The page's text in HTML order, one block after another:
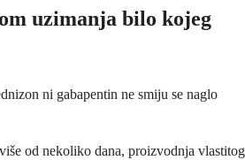
uzimanja bilo kojeg
ni gabapentin ne smiju se naglo
od nekoliko dana, proizvodnja vlastitog